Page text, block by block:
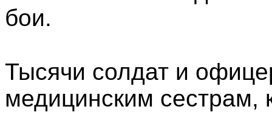
бои.
Тысячи солдат и
медицинским